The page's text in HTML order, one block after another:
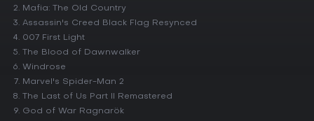
Mafia: The Old Country
Assassin's Creed Black Flag Resynced
007 First Light
The Blood of Dawnwalker
Windrose
Marvel's Spider-Man 2
The Last of Us Part II Remastered
God of War Ragnarök